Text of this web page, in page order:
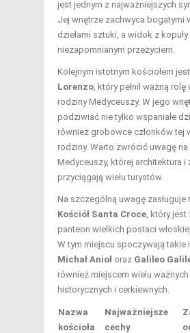
jest jednym z najważniejszych
Jej wnętrze zachwyca bogatymi
dziełami sztuki, a widok z
niezapomnianym przeżyciem.
Kolejnym istotnym kościołem jest
Lorenzo , który pełnił ważną
rodziny Medyceuszy. W jego
podziwiać nie tylko wspaniałe
również grobowce członków tej
rodziny. Warto zwrócić uwagę
Medyceuszy, której architektura i
przyciągają wielu turystów.
Na szczególną uwagę zasługuje
Kościół Santa Croce , który
panteon wielkich postaci
W tym miejscu spoczywają takie
Michał Anioł oraz Galileo
również miejscem wielu
historycznych i cerkiewnych.
Nazwa
kościoła
Najważniejsze
cechy